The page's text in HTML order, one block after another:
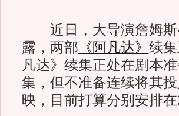
近日，大导演詹姆斯-
露，两部 《阿凡达》 续
凡达》续集正处在剧本
集，但不准备连续将其
映，目前打算分别安排